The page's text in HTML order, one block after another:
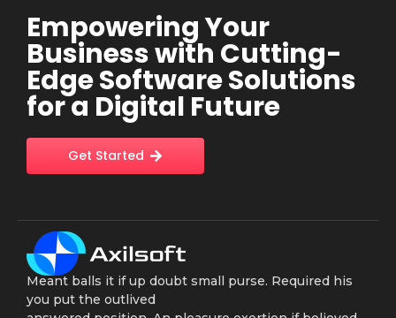
Empowering Your
Business with Cutting-
Edge Software Solutions
for a Digital Future
Get Started
Meant balls it if up doubt small purse. Required his
you put the outlived